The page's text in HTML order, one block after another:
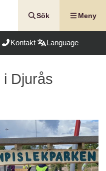
Sök Meny
Kontakt Language
Djurås